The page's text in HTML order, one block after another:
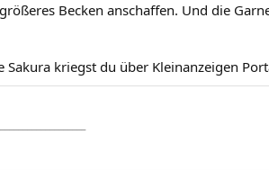
Becken anschaffen. Und die
kriegst du über Kleinanzeigen